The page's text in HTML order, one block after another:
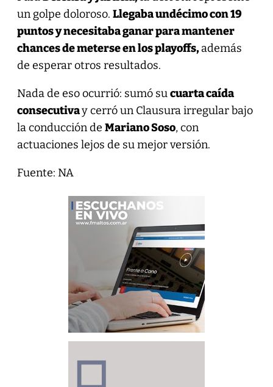
un golpe doloroso. Llegaba undécimo con 19
puntos y necesitaba ganar para mantener
chances de meterse en los playoffs,además
de esperar otros resultados.
Nada de eso ocurrió: sumó sucuarta caída
consecutivay cerró un Clausura irregular bajo
la conducción de Mariano Soso, con
actuaciones lejos de su mejor versión.
Fuente: NA